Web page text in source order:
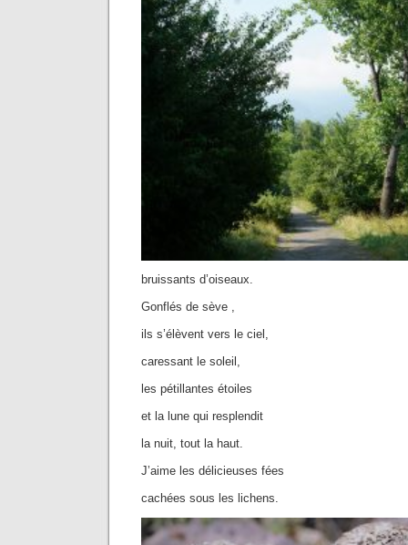
bruissants d’oiseaux.
Gonflés de sève ,
ils s’élèvent vers le ciel,
caressant le soleil,
les pétillantes étoiles
et la lune qui resplendit
la nuit, tout la haut.
J’aime les délicieuses fées
cachées sous les lichens.